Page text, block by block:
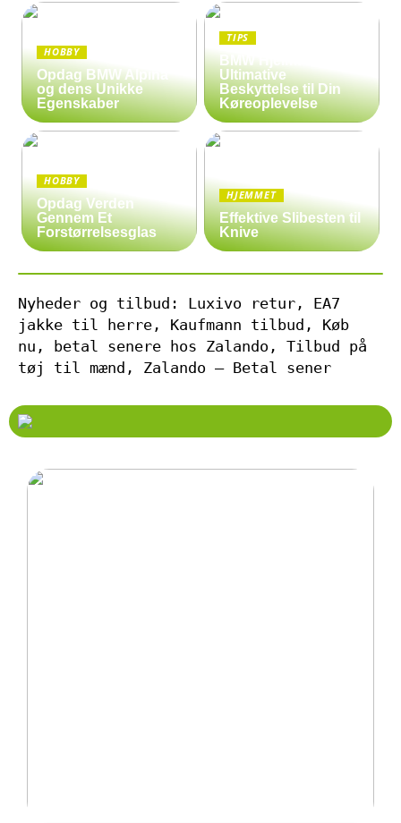
HOBBY
Opdag BMW Alpina
og dens Unikke
Egenskaber
TIPS
BMW Hjelm: Den
Ultimative
Beskyttelse til Din
Køreoplevelse
HOBBY
Opdag Verden
Gennem Et
Forstørrelsesglas
HJEMMET
Effektive Slibesten til
Knive
Nyheder og tilbud: Luxivo retur, EA7
jakke til herre, Kaufmann tilbud, Køb
nu, betal senere hos Zalando, Tilbud på
tøj til mænd, Zalando – Betal sener